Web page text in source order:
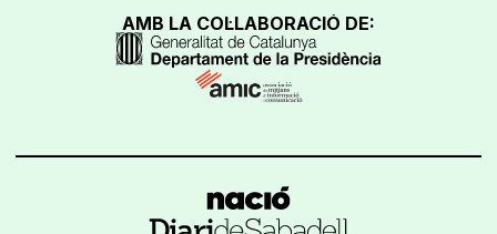
AMB LA COL·LABORACIÓ DE: